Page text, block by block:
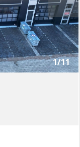
1/11